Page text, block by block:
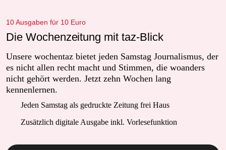
10 Ausgaben für 10 Euro
Die Wochenzeitung mit taz-Blick
Unsere wochentaz bietet jeden Samstag Journalismus, der
es nicht allen recht macht und Stimmen, die woanders
nicht gehört werden. Jetzt zehn Wochen lang
kennenlernen.
Jeden Samstag als gedruckte Zeitung frei Haus
Zusätzlich digitale Ausgabe inkl. Vorlesefunktion